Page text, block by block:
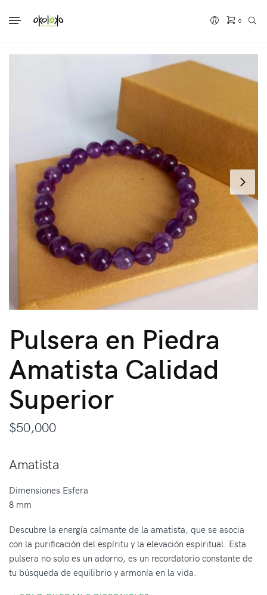
0
Pulsera en Piedra
Amatista Calidad
Superior
$50,000
Amatista
Dimensiones Esfera
8 mm
Descubre la energía calmante de la amatista, que se asocia
con la purificación del espíritu y la elevación espiritual. Esta
pulsera no solo es un adorno, es un recordatorio constante de
tu búsqueda de equilibrio y armonía en la vida.